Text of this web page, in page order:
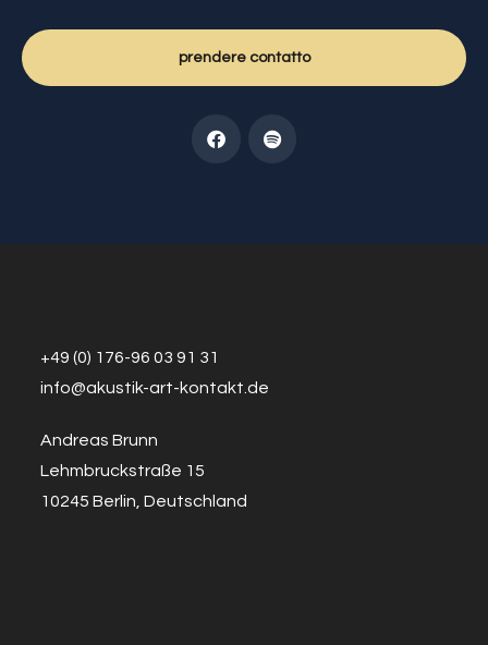
prendere contatto
+49 (0) 176-96 03 91 31
info@akustik-art-kontakt.de
Andreas Brunn
Lehmbruckstraße 15
10245 Berlin, Deutschland